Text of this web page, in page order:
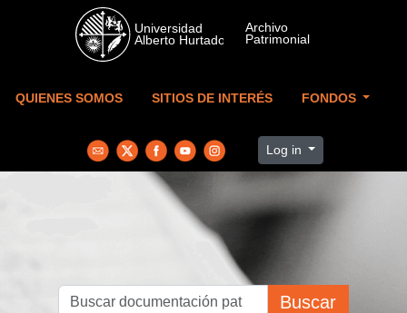
Skip to main content
QUIENES SOMOS SITIOS DE INTERÉS FONDOS
Log in
Buscar